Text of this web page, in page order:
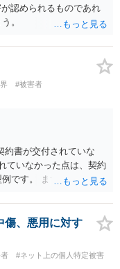
認められるものであれ
。
#被害者
約書が交付されていな
ていなかった点は、契約
です。 まずは、運営と
もしまだされていないの
べきだと考えます。
傷、悪用に対す
#ネット上の個人特定被害